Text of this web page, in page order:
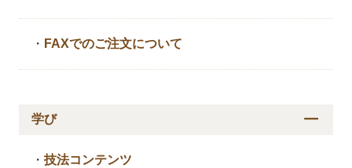
・ FAXでのご注文について
学び
・技法コンテンツ